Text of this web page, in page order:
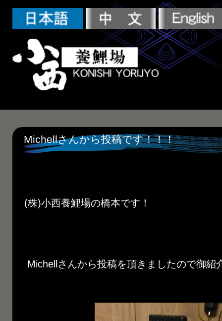
Michellさんから投稿です！！！
(株)小西養鯉場の橋本です！
Michellさんから投稿を頂きましたので御紹